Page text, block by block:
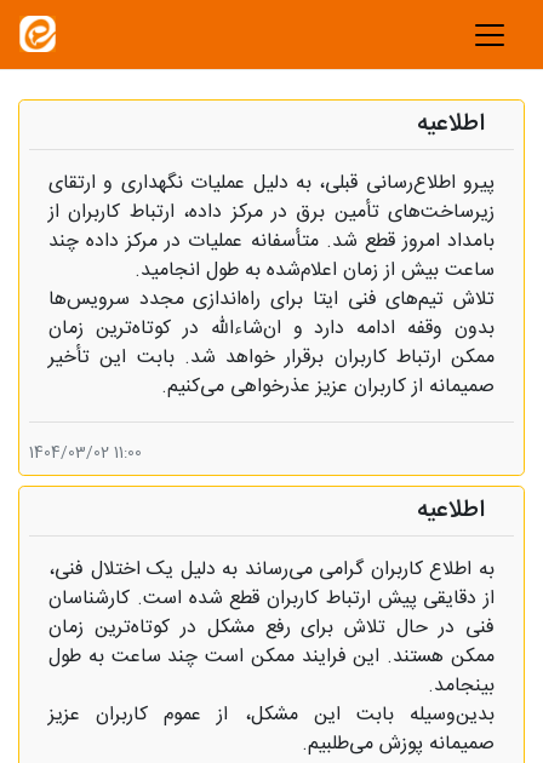
اطلاعیه
پیرو اطلاع‌رسانی قبلی، به دلیل عملیات نگهداری و ارتقای
زیرساخت‌های تأمین برق در مرکز داده، ارتباط کاربران از
بامداد امروز قطع شد. متأسفانه عملیات در مرکز داده چند
ساعت بیش از زمان اعلام‌شده به طول انجامید.
تلاش تیم‌های فنی ایتا برای راه‌اندازی مجدد سرویس‌ها
بدون وقفه ادامه دارد و ان‌شاء‌الله در کوتاه‌ترین زمان
ممکن ارتباط کاربران برقرار خواهد شد. بابت این تأخیر
صمیمانه از کاربران عزیز عذرخواهی می‌کنیم.
11:00 1404/03/02
اطلاعیه
به اطلاع کاربران گرامی می‌رساند به دلیل یک اختلال فنی،
از دقایقی پیش ارتباط کاربران قطع شده است. کارشناسان
فنی در حال تلاش برای رفع مشکل در کوتاه‌ترین زمان
ممکن هستند. این فرایند ممکن است چند ساعت به طول
بینجامد.
بدین‌وسیله بابت این مشکل، از عموم کاربران عزیز
صمیمانه پوزش می‌طلبیم.